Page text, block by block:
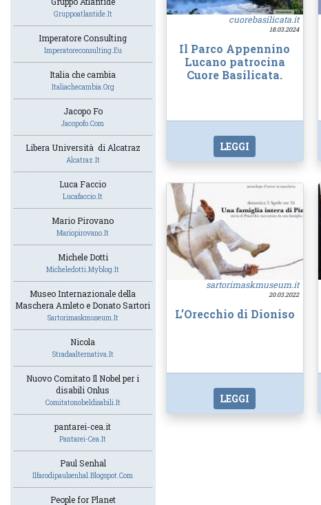
Gruppoatlantide.it
Imperatore Consulting
Imperatoreconsulting.eu
Italia che cambia
Italiachecambia.org
Jacopo Fo
Jacopofo.com
Libera Università di Alcatraz
Alcatraz.it
Luca Faccio
Lucafaccio.it
Mario Pirovano
Mariopirovano.it
Michele Dotti
Micheledotti.myblog.it
Museo Internazionale della
Maschera Amleto e Donato Sartori
Sartorimaskmuseum.it
Nicola
Stradaalternativa.it
Nuovo Comitato Il Nobel per i
disabili Onlus
Comitatonobeldisabili.it
pantarei-cea.it
Pantarei-Cea.it
Paul Senhal
Ilfarodipaulsenhal.blogspot.com
People for Planet
cuorebasilicata.it
18.03.2024
Il Parco Appennino
Lucano patrocina
Cuore Basilicata.
LEGGI
sartorimaskmuseum.it
20.03.2022
L’Orecchio di Dioniso
LEGGI